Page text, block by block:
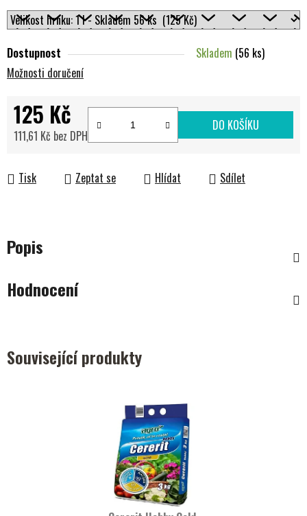
Dostupnost Skladem (56 ks)
Možnosti doručení
125 Kč
111,61 Kč bez DPH
DO KOŠÍKU
Tisk Zeptat se Hlídat Sdílet
Popis
Hodnocení
Související produkty